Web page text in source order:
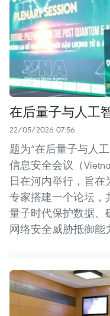
在后量子与人工
22/05/2026 07:56
题为“在后量子与人
信息安全会议（
日在河内举行，旨
专家搭建一个论坛，
量子时代保护数据、
网络安全威胁抵御能